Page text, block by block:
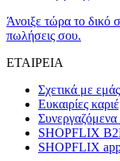
Άνοιξε τώρα το δικό
πωλήσεις σου.
ΕΤΑΙΡΕΙΑ
Σχετικά με εμάς
Ευκαιρίες
SHOPFLIX
SHOPFLIX